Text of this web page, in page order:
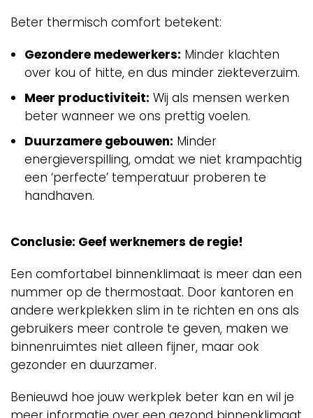
Beter thermisch comfort betekent:
Gezondere medewerkers: Minder klachten
over kou of hitte, en dus minder ziekteverzuim.
Meer productiviteit: Wij als mensen werken
beter wanneer we ons prettig voelen.
Duurzamere gebouwen: Minder
energieverspilling, omdat we niet krampachtig
een ‘perfecte’ temperatuur proberen te
handhaven.
Conclusie: Geef werknemers de regie!
Een comfortabel binnenklimaat is meer dan een
nummer op de thermostaat. Door kantoren en
andere werkplekken slim in te richten en ons als
gebruikers meer controle te geven, maken we
binnenruimtes niet alleen fijner, maar ook
gezonder en duurzamer.
Benieuwd hoe jouw werkplek beter kan en wil je